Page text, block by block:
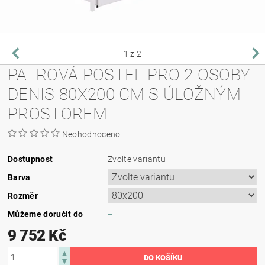
1 z 2
PATROVÁ POSTEL PRO 2 OSOBY
DENIS 80X200 CM S ÚLOŽNÝM
PROSTOREM
Neohodnoceno
Dostupnost
Zvolte variantu
Barva
Rozměr
Můžeme doručit do
–
9 752 Kč